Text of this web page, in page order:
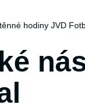
hodiny JVD